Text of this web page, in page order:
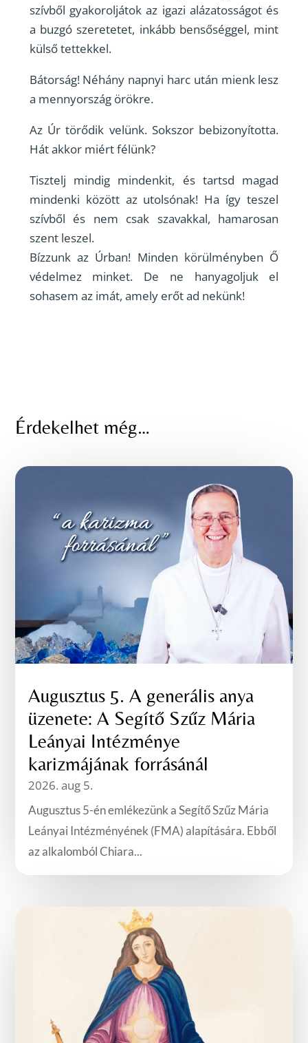
szívből gyakoroljátok az igazi alázatosságot és
a buzgó szeretetet, inkább bensőséggel, mint
külső tettekkel.
Bátorság! Néhány napnyi harc után mienk lesz
a mennyország örökre.
Az Úr törődik velünk. Sokszor bebizonyította.
Hát akkor miért félünk?
Tisztelj mindig mindenkit, és tartsd magad
mindenki között az utolsónak! Ha így teszel
szívből és nem csak szavakkal, hamarosan
szent leszel.
Bízzunk az Úrban! Minden körülményben Ő
védelmez minket. De ne hanyagoljuk el
sohasem az imát, amely erőt ad nekünk!
Érdekelhet még…
Augusztus 5. A generális anya
üzenete: A Segítő Szűz Mária
Leányai Intézménye
karizmájának forrásánál
2026. aug 5.
Augusztus 5-én emlékezünk a Segítő Szűz Mária
Leányai Intézményének (FMA) alapítására. Ebből
az alkalomból Chiara...